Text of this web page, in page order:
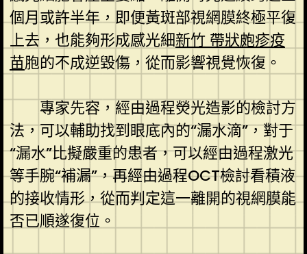
個月或許半年，即便黃斑部視網膜終極平復
上去，也能夠形成感光細新竹 帶狀皰疹疫
苗胞的不成逆毀傷，從而影響視覺恢復。
專家先容，經由過程熒光造影的檢討方
法，可以輔助找到眼底內的“漏水滴”，對于
“漏水”比擬嚴重的患者，可以經由過程激光
等手腕“補漏”，再經由過程OCT檢討看積液
的接收情形，從而判定這一離開的視網膜能
否已順遂復位。